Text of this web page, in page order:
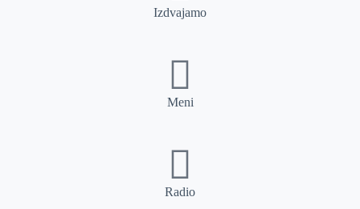
Izdvajamo
Meni
Radio